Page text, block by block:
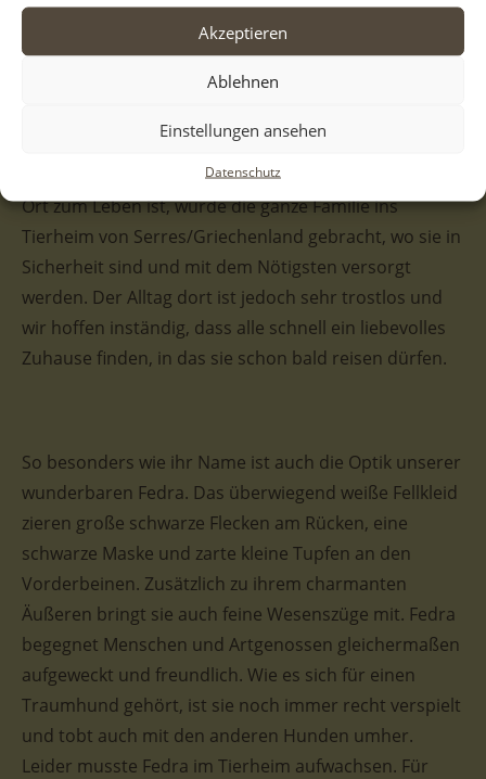
Akzeptieren
Ablehnen
Einstellungen ansehen
Datenschutz
städt. Tierheim Serres
Mutter an einer viel befahrenen Straße. Da dies
natürlich ein denkbar ungeeigneter und gefährlicher
Ort zum Leben ist, wurde die ganze Familie ins
Tierheim von Serres/Griechenland gebracht, wo sie in
Sicherheit sind und mit dem Nötigsten versorgt
werden. Der Alltag dort ist jedoch sehr trostlos und
wir hoffen inständig, dass alle schnell ein liebevolles
Zuhause finden, in das sie schon bald reisen dürfen.
So besonders wie ihr Name ist auch die Optik unserer
wunderbaren Fedra. Das überwiegend weiße Fellkleid
zieren große schwarze Flecken am Rücken, eine
schwarze Maske und zarte kleine Tupfen an den
Vorderbeinen. Zusätzlich zu ihrem charmanten
Äußeren bringt sie auch feine Wesenszüge mit. Fedra
begegnet Menschen und Artgenossen gleichermaßen
aufgeweckt und freundlich. Wie es sich für einen
Traumhund gehört, ist sie noch immer recht verspielt
und tobt auch mit den anderen Hunden umher.
Leider musste Fedra im Tierheim aufwachsen. Für